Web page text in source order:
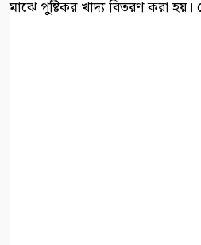
মাঝে পুষ্টিকর খাদ্য বিতরণ করা হয়।